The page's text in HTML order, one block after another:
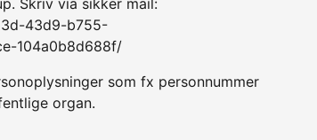
Skriv via sikker mail:
43d9-b755-
104a0b8d688f/
som fx personnummer
organ.